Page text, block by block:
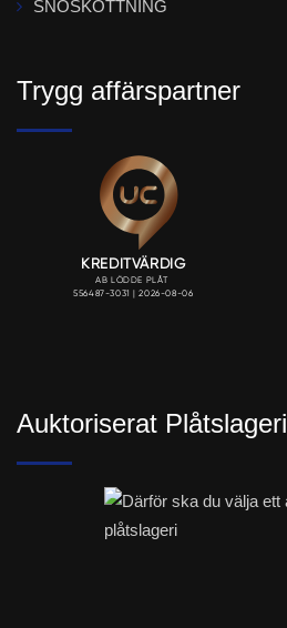
SNÖSKOTTNING
Trygg affärspartner
Auktoriserat Plåtslageri